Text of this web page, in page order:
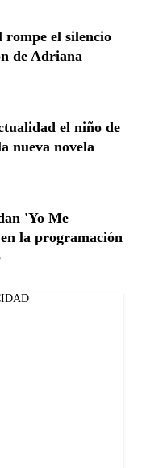
el silencio
de Adriana
el niño de
nueva novela
'Yo Me
la programación